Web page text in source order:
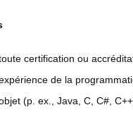
certification ou
de la
(p. ex., Java, C, C#,